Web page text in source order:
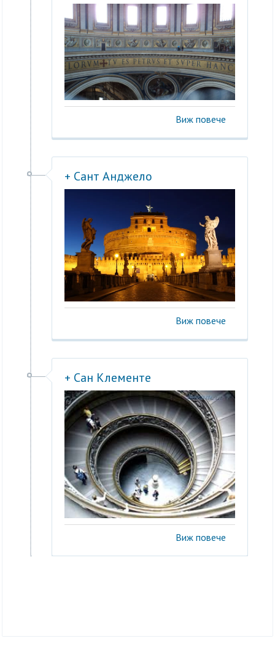
Виж повече
+ Сант Анджело
Виж повече
+ Сан Клементе
Виж повече